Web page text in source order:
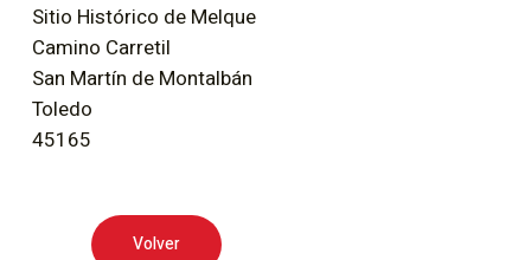
Sitio Histórico de Melque
Camino Carretil
San Martín de Montalbán
Toledo
45165
Volver